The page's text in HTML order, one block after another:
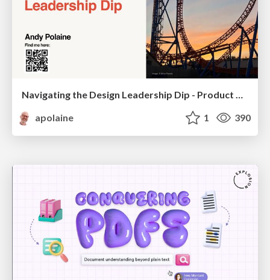
Navigating the Design Leadership Dip - Product Design Week Design Leaders+ Conference 2024
apolaine
1 390